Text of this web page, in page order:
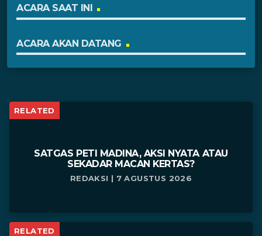
ACARA SAAT INI
ACARA AKAN DATANG
RELATED
SATGAS PETI MADINA, AKSI NYATA ATAU
SEKADAR MACAN KERTAS?
REDAKSI | 7 AGUSTUS 2026
RELATED